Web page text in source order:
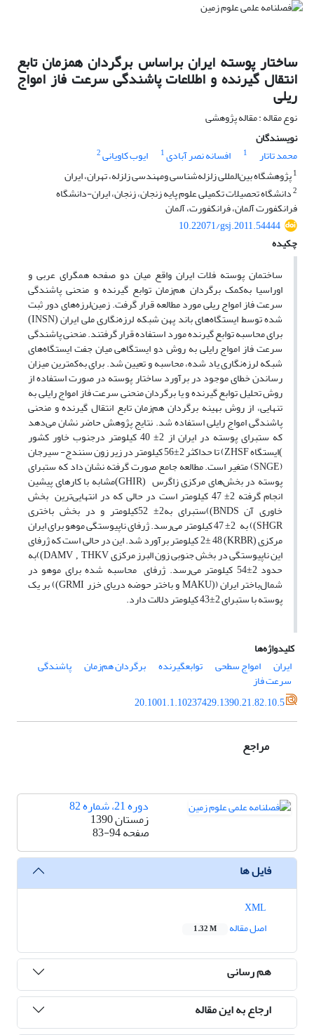
ساختار پوسته ایران براساس برگردان همزمان تابع
انتقال گیرنده و اطلاعات پاشندگی سرعت فاز امواج
ریلی
نوع مقاله : مقاله پژوهشی
نویسندگان
محمد تاتار
1 افسانه نصر آبادی1 ایوب کاویانی2
1پژوهشگاه بین‌المللی زلزله‌شناسی ومهندسی زلزله، تهران، ایران
2دانشگاه تحصیلات تکمیلی علوم پایه زنجان، زنجان، ایران-دانشگاه
فرانکفورت آلمان، فرانکفورت، آلمان
10.22071/gsj.2011.54444
چکیده
ساختمان پوسته فلات ایران واقع میان دو صفحه همگرای عربی و
اوراسیا به‌کمک برگردان هم‌زمان توابع گیرنده و منحنی پاشندگی
سرعت فاز امواج ریلی مورد مطالعه قرار گرفت. زمین‌لرزه‌های دور ثبت
شده توسط ایستگاه‌های باند پهن شبکه لرزه‌نگاری ملی ایران (INSN)
برای محاسبه توابع گیرنده مورد استفاده قرار گرفتند. منحنی پاشندگی
سرعت فاز امواج رایلی به روش دو ایستگاهی میان جفت ایستگاه‌های
شبکه لرزه‌نگاری یاد شده، محاسبه و تعیین شد. برای به‌کمترین میزان
رساندن خطای موجود در برآورد ساختار پوسته در صورت استفاده از
روش تحلیل توابع گیرنده و یا برگردان منحنی سرعت فاز امواج رایلی به
تنهایی، از روش بهینه برگردان هم‌زمان تابع انتقال گیرنده و منحنی
پاشندگی امواج رایلی استفاده شد. نتایج پژوهش حاضر نشان می‌دهد
که ستبرای پوسته در ایران از 2± 40 کیلومتر درجنوب خاور کشور
)ایستگاهZHSF ) تا حداکثر 2±56 کیلومتر در زیر زون سنندج- سیرجان
(
SNGE ) متغیر است. مطالعه جامع صورت گرفته نشان داد که ستبرای
پوسته در بخش‌های مرکزی زاگرس (GHIR) مشابه با کارهای پیشین
انجام گرفته 2± 47 کیلومتر است در حالی که در انتهایی‌ترین بخش
خاوری آن BNDS) )ستبرای به2± 52کیلومتر و در بخش باختری
SHGR) ) به 2± 47 کیلومتر می‌رسد. ژرفای ناپیوستگی موهو برای ایران
مرکزی (KRBR) 2± 48 کیلومتر برآورد شد. این در حالی است که ژرفای
این ناپیوستگی در بخش جنوبی زون البرز مرکزی DAMV , THKV) )به
حدود 2±54 کیلومتر می‌رسد. ژرفای محاسبه شده برای موهو در
شمال‌باختر ایران ((MAKU و باختر حوضه دریای خزر GRMI) ) بر یک
پوسته با ستبرای 2±43 کیلومتر دلالت دارد.
کلیدواژه‌ها
ایران
امواج سطحی توابعگیرنده برگردان هم‌زمان پاشندگی
سرعت فاز
20.1001.1.10237429.1390.21.82.10.5
مراجع
دوره 21، شماره 82
زمستان 1390
صفحه83-94
فایل ها
اصل مقاله
1.32 M
هم رسانی
ارجاع به این مقاله